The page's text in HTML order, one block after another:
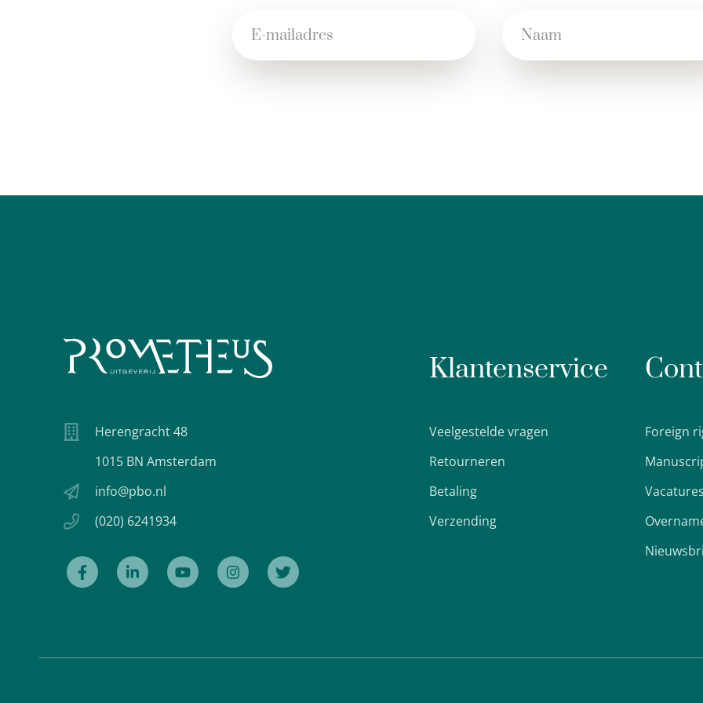
Herengracht 48
1015 BN Amsterdam
info@pbo.nl
(020) 6241934
Klantenservice
Veelgestelde vragen
Retourneren
Betaling
Verzending
Foreign